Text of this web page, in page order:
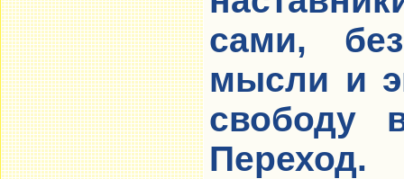
сами,
мысли и
свободу
Переход.